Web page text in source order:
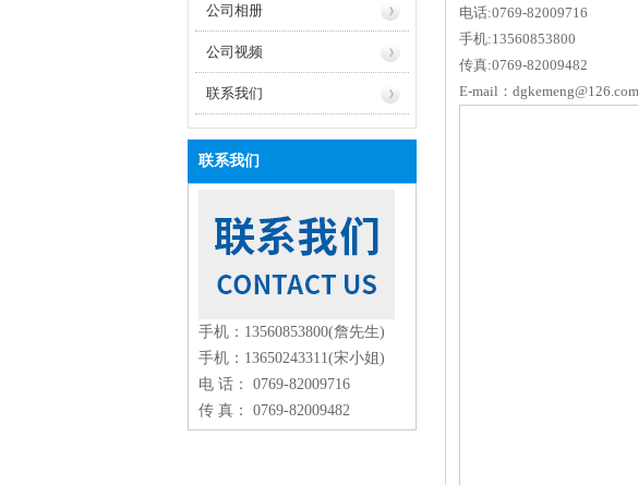
公司相册
公司视频
联系我们
联系我们
手机：13560853800(詹先生)
手机：13650243311(宋小姐)
电 话： 0769-82009716
传 真： 0769-82009482
电话:0769-82009716
手机:13560853800
传真:0769-82009482
E-mail： dgkemeng@126.com